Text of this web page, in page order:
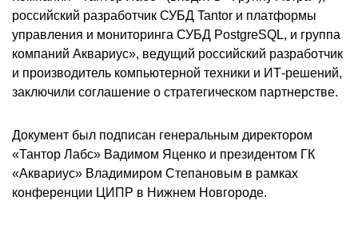
российский разработчик СУБД Tantor и платформы
управления и мониторинга СУБД PostgreSQL, и группа
компаний Аквариус», ведущий российский разработчик
и производитель компьютерной техники и ИТ-решений,
заключили соглашение о стратегическом партнерстве.
Документ был подписан генеральным директором
«Тантор Лабс» Вадимом Яценко и президентом ГК
«Аквариус» Владимиром Степановым в рамках
конференции ЦИПР в Нижнем Новгороде.